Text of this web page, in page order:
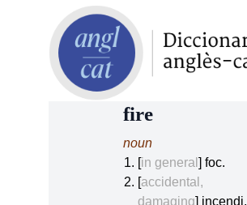
fire
noun
[in general ] foc.
[accidental,
damaging] incendi.